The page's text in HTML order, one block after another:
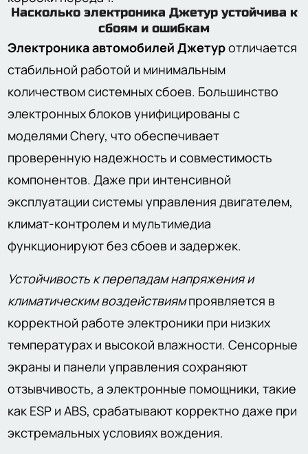
Насколько электроника Джетур устойчива к
сбоям и ошибкам
Электроника автомобилей Джетуротличается
стабильной работой и минимальным
количеством системных сбоев. Большинство
электронных блоков унифицированы с
моделями Chery, что обеспечивает
проверенную надежность и совместимость
компонентов. Даже при интенсивной
эксплуатации системы управления двигателем,
климат-контролем и мультимедиа
функционируют без сбоев и задержек.
Устойчивость к перепадам напряжения и
климатическим воздействиямпроявляется в
корректной работе электроники при низких
температурах и высокой влажности. Сенсорные
экраны и панели управления сохраняют
отзывчивость, а электронные помощники, такие
как ESP и ABS, срабатывают корректно даже при
экстремальных условиях вождения.